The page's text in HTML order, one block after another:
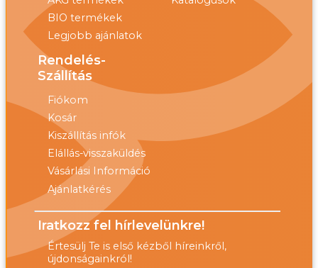
BIO termékek
Legjobb ajánlatok
Rendelés-
Szállítás
Fiókom
Kosár
Kiszállítás infók
Elállás-visszaküldés
Vásárlási Információ
Ajánlatkérés
Iratkozz fel hírlevelünkre!
Értesülj Te is első kézből híreinkről,
újdonságainkról!